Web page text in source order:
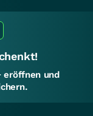
eröffnen und